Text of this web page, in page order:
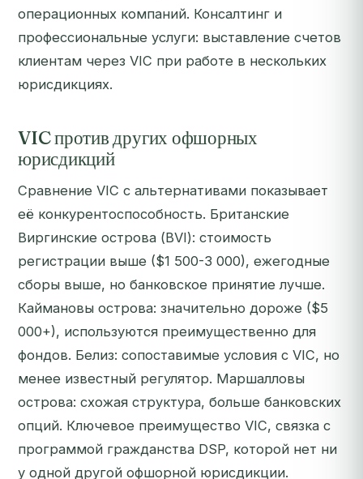
операционных компаний. Консалтинг и
профессиональные услуги: выставление счетов
клиентам через VIC при работе в нескольких
юрисдикциях.
VIC против других офшорных
юрисдикций
Сравнение VIC с альтернативами показывает
её конкурентоспособность. Британские
Виргинские острова (BVI): стоимость
регистрации выше ($1 500-3 000), ежегодные
сборы выше, но банковское принятие лучше.
Каймановы острова: значительно дороже ($5
000+), используются преимущественно для
фондов. Белиз: сопоставимые условия с VIC, но
менее известный регулятор. Маршалловы
острова: схожая структура, больше банковских
опций. Ключевое преимущество VIC, связка с
программой гражданства DSP, которой нет ни
у одной другой офшорной юрисдикции.